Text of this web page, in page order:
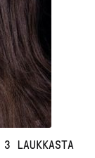
LAUKKASTA